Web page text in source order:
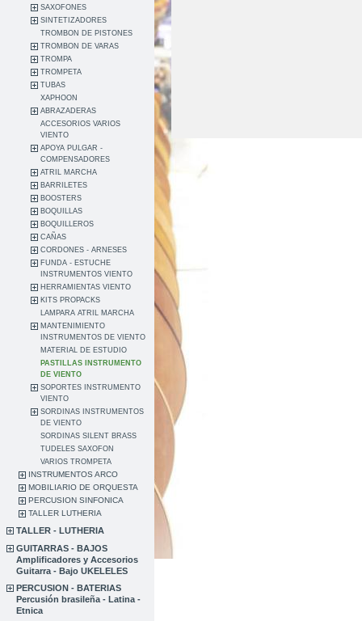
SAXOFONES
SINTETIZADORES
TROMBON DE PISTONES
TROMBON DE VARAS
TROMPA
TROMPETA
TUBAS
XAPHOON
ABRAZADERAS
ACCESORIOS VARIOS
VIENTO
APOYA PULGAR -
COMPENSADORES
ATRIL MARCHA
BARRILETES
BOOSTERS
BOQUILLAS
BOQUILLEROS
CAÑAS
CORDONES - ARNESES
FUNDA - ESTUCHE
INSTRUMENTOS VIENTO
HERRAMIENTAS VIENTO
KITS PROPACKS
LAMPARA ATRIL MARCHA
MANTENIMIENTO
INSTRUMENTOS DE VIENTO
MATERIAL DE ESTUDIO
PASTILLAS INSTRUMENTO
DE VIENTO
SOPORTES INSTRUMENTO
VIENTO
SORDINAS INSTRUMENTOS
DE VIENTO
SORDINAS SILENT BRASS
TUDELES SAXOFON
VARIOS TROMPETA
INSTRUMENTOS ARCO
MOBILIARIO DE ORQUESTA
PERCUSION SINFONICA
TALLER LUTHERIA
TALLER - LUTHERIA
GUITARRAS - BAJOS
Amplificadores y Accesorios
Guitarra - Bajo UKELELES
PERCUSION - BATERIAS
Percusión brasileña - Latina -
Etnica